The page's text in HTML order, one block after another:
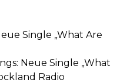
Single „What Are
Neue Single „What
Radio